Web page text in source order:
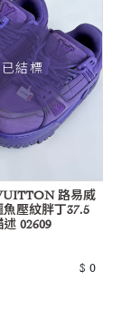
已結標
路易威
壓紋胖丁37.5
02609
$ 0